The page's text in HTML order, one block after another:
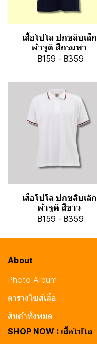
เสื้อโปโล ปกขลิบเล็ก
ผ้าจูติ สีกรมท่า
฿159 - ฿359
เสื้อโปโล ปกขลิบเล็ก
ผ้าจูติ สีขาว
฿159 - ฿359
About
Photo Album
ตารางไซส์เสื้อ
สินค้าทั้งหมด
SHOP NOW : เสื้อโปโล